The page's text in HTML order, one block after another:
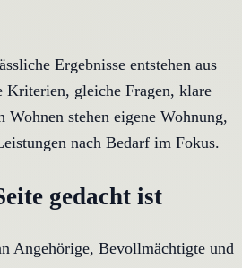
Ergebnisse entstehen aus
Kriterien, gleiche Fragen, klare
stehen eigene Wohnung,
nach Bedarf im Fokus.
gedacht ist
Angehörige, Bevollmächtigte und